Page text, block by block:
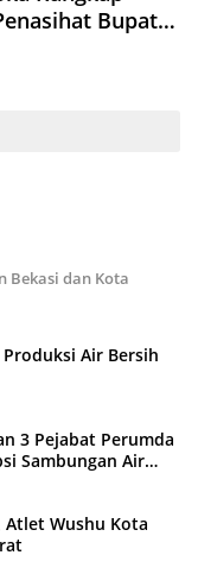
Bupati
dan Kota
Air Bersih
3 Pejabat Perumda
Sambungan Air
Atlet Wushu Kota